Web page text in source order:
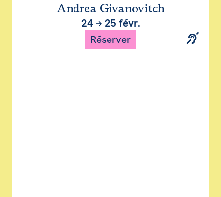
Andrea Givanovitch
24→ 25 févr.
Réserver